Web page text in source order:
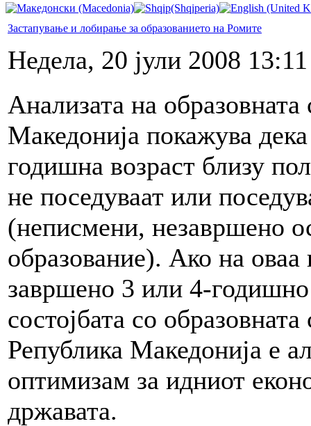
Застапување и лобирање за образованието на Ромите
Недела, 20 јули 2008 13:11
Анализата на
Македонија покажува
годишна возраст близу
не поседуваат или
(неписмени, незавршено
образование). Ако на
завршено 3 или 4-
состојбата со
Република Македонија е
оптимизам за идниот
државата.